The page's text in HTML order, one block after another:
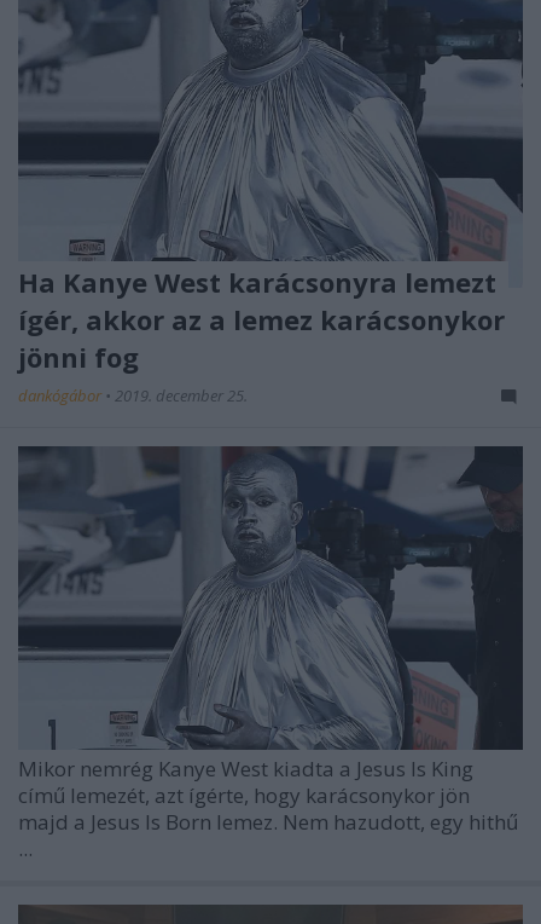
Ha Kanye West karácsonyra lemezt
ígér, akkor az a lemez karácsonykor
jönni fog
dankógábor • 2019. december 25.
Mikor nemrég Kanye West kiadta a Jesus Is King
című lemezét, azt ígérte, hogy karácsonykor jön
majd a Jesus Is Born lemez. Nem hazudott, egy hithű
...